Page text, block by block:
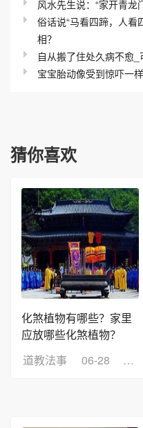
风水先生说：“家开青龙
俗话说“马看四蹄，人看
相？
自从搬了住处久病不愈
宝宝胎动像受到惊吓一
猜你喜欢
化煞植物有哪些？家里
应放哪些化煞植物？
道教法事
06-28 浏